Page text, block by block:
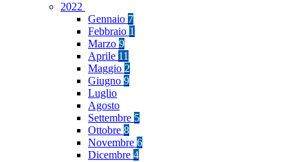
2022
Gennaio 7
Febbraio 1
Marzo 9
Aprile 11
Maggio 2
Giugno 9
Luglio
Agosto
Settembre 5
Ottobre 8
Novembre 6
Dicembre 4